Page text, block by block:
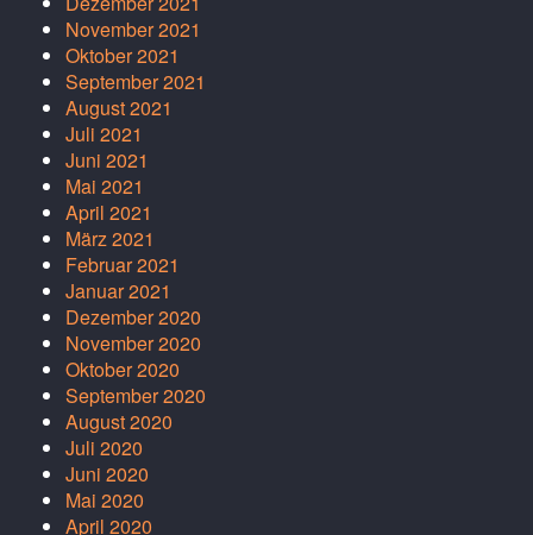
November 2021
Oktober 2021
September 2021
August 2021
Juli 2021
Juni 2021
Mai 2021
April 2021
März 2021
Februar 2021
Januar 2021
Dezember 2020
November 2020
Oktober 2020
September 2020
August 2020
Juli 2020
Juni 2020
Mai 2020
April 2020